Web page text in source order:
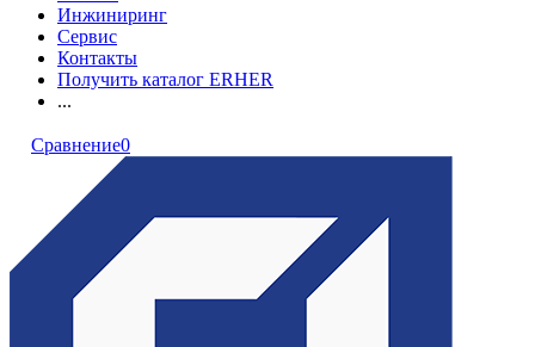
Инжиниринг
Сервис
Контакты
Получить каталог ERHER
...
Сравнение0